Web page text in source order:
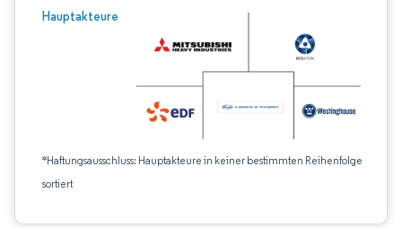
Hauptakteure
*Haftungsausschluss: Hauptakteure in keiner bestimmten Reihenfolge
sortiert